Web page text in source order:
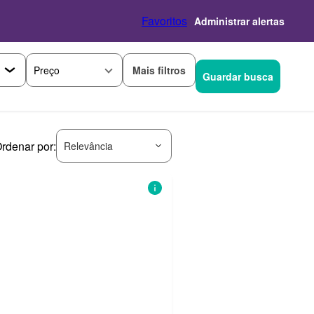
Favoritos Administrar alertas
Preço Mais filtros Guardar busca
por: Relevância